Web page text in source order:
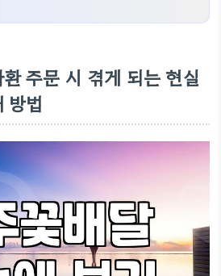
주문 시 겪게 되는 현실
방법